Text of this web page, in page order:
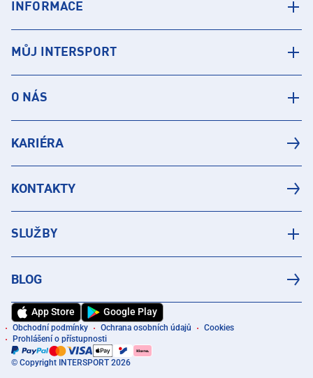
INFORMACE
MŮJ INTERSPORT
O NÁS
KARIÉRA
KONTAKTY
SLUŽBY
BLOG
App Store Google Play
Obchodní podmínky Ochrana osobních údajů
Cookies
Prohlášení o přístupnosti
© Copyright INTERSPORT 2026